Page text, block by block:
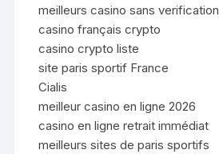
meilleurs casino sans verification
casino français crypto
casino crypto liste
site paris sportif France
Cialis
meilleur casino en ligne 2026
casino en ligne retrait immédiat
meilleurs sites de paris sportifs